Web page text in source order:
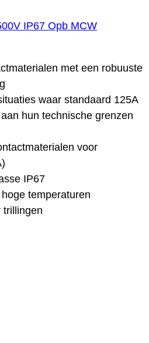
IP67 Opb MCW
met een robuuste
waar standaard 125A
hun technische grenzen
voor
IP67
temperaturen
trillingen